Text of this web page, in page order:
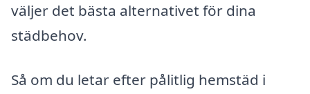
väljer det bästa alternativet för dina
städbehov.
Så om du letar efter pålitlig hemstäd i